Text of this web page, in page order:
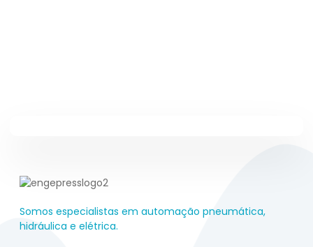
Somos especialistas em automação pneumática,
hidráulica e elétrica.